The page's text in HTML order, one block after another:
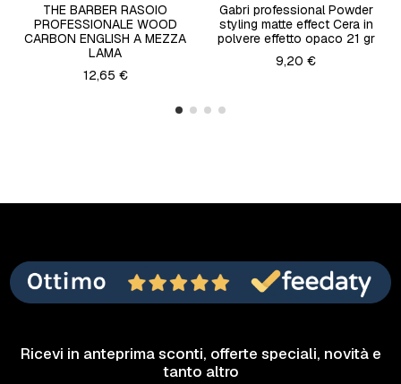
THE BARBER RASOIO
PROFESSIONALE WOOD
CARBON ENGLISH A MEZZA
LAMA
12,65 €
Gabri professional Powder
styling matte effect Cera in
polvere effetto opaco 21 gr
9,20 €
Ricevi in anteprima sconti, offerte speciali, novità e
tanto altro